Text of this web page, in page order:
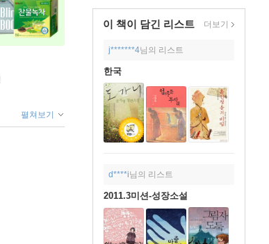
이 책이 담긴 리스트 더보기
j*******4님의 리스트
한국
d****i님의 리스트
2011.3미션-성장소설
펼쳐보기